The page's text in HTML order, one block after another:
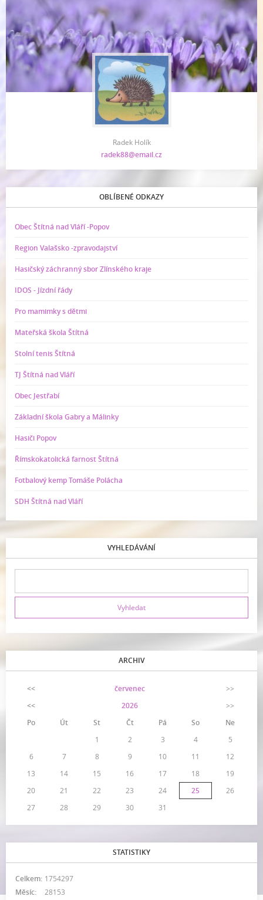
Radek Holík
radek88@email.cz
OBLÍBENÉ ODKAZY
Obec Štítná nad Vláří -Popov
Region Valašsko -zpravodajství
Hasičský záchranný sbor Zlínského kraje
IDOS - Jízdní řády
Pro mamimky s dětmi
Mateřská škola Štítná
Stolní tenis Štítná
TJ Štítná nad Vláří
Obec Jestřabí
Základní škola Gabry a Málinky
Hasiči Popov
Římskokatolická farnost Štítná
Fotbalový kemp Tomáše Polácha
SDH Štítná nad Vláří
VYHLEDÁVÁNÍ
ARCHIV
<< červenec
>>
<<
2026
>>
Po
Út St Čt Pá So
Ne
1
2 3 4
5
6
7 8 9 10 11
12
13
14 15 16 17 18
19
20
21 22 23 24 25
26
27
28 29 30 31
STATISTIKY
Celkem: 1754297
Měsíc:
28153